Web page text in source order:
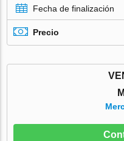
Fecha de finalización
Precio